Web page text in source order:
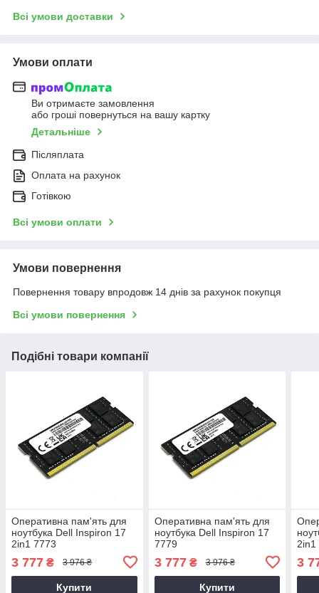
Всі умови доставки
Умови оплати
Ви отримаєте замовлення
або гроші повернуться на вашу картку
Детальніше
Післяплата
Оплата на рахунок
Готівкою
Всі умови оплати
Умови повернення
Повернення товару впродовж 14 днів за рахунок покупця
Всі умови повернення
Подібні товари компанії
Оперативна пам'ять для
ноутбука Dell Inspiron 17
2in1 7773
3 777 ₴ 3 976 ₴
Купити
Оперативна пам'ять для
ноутбука Dell Inspiron 17
7779
3 777₴ 3 976 ₴
Купити
2in1
3